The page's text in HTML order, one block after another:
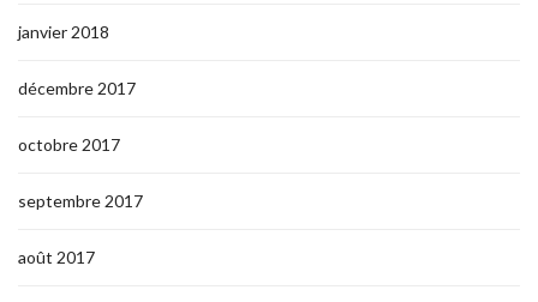
janvier 2018
décembre 2017
octobre 2017
septembre 2017
août 2017